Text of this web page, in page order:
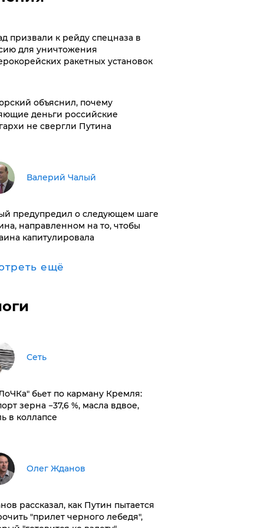
призвали к рейду спецназа в
для уничтожения
ракетных установок
объяснил, почему
деньги российские
не свергли Путина
Валерий Чалый
предупредил о следующем шаге
направленном на то, чтобы
капитулировала
ещё
Сеть
бьет по карману Кремля:
зерна −37,6 %, масла вдвое,
в коллапсе
Олег Жданов
рассказал, как Путин пытается
"прилет черного лебедя",